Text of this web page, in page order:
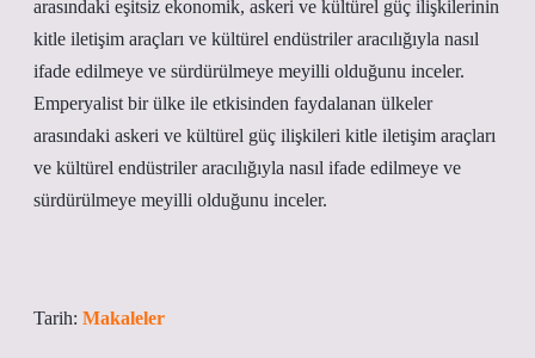
arasındaki eşitsiz ekonomik, askeri ve kültürel güç ilişkilerinin
kitle iletişim araçları ve kültürel endüstriler aracılığıyla nasıl
ifade edilmeye ve sürdürülmeye meyilli olduğunu inceler.
Emperyalist bir ülke ile etkisinden faydalanan ülkeler
arasındaki askeri ve kültürel güç ilişkileri kitle iletişim araçları
ve kültürel endüstriler aracılığıyla nasıl ifade edilmeye ve
sürdürülmeye meyilli olduğunu inceler.
Tarih: Makaleler